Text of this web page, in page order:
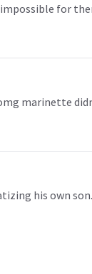
for
marinette
his own son.